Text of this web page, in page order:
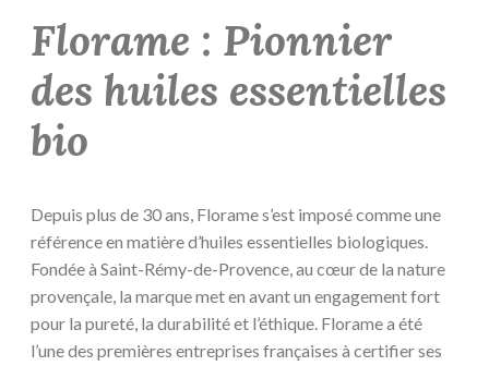
Florame : Pionnier
des huiles essentielles
bio
Depuis plus de 30 ans, Florame s’est imposé comme une
référence en matière d’huiles essentielles biologiques.
Fondée à Saint-Rémy-de-Provence, au cœur de la nature
provençale, la marque met en avant un engagement fort
pour la pureté, la durabilité et l’éthique. Florame a été
l’une des premières entreprises françaises à certifier ses